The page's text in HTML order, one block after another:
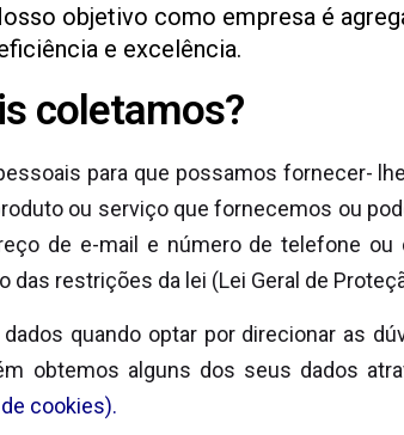
objetivo como empresa é
e excelência.
coletamos?
pessoais para que possamos fornecer-
ou serviço que fornecemos ou
de e-mail e número de telefone
restrições da lei (Lei Geral de
quando optar por direcionar as
obtemos alguns dos seus dados
cookies).